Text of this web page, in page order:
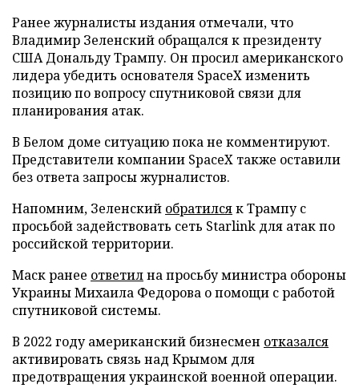
Ранее журналисты издания отмечали, что
Владимир Зеленский обращался к президенту
США Дональду Трампу. Он просил американского
лидера убедить основателя SpaceX изменить
позицию по вопросу спутниковой связи для
планирования атак.
В Белом доме ситуацию пока не комментируют.
Представители компании SpaceX также оставили
без ответа запросы журналистов.
Напомним, Зеленский обратилсяк Трампу с
просьбой задействовать сеть Starlink для атак по
российской территории.
Маск ранее ответилна просьбу министра обороны
Украины Михаила Федорова о помощи с работой
спутниковой системы.
В 2022 году американский бизнесмен отказался
активировать связь над Крымом для
предотвращения украинской военной операции.